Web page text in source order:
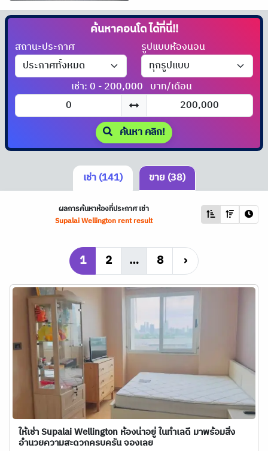
ค้นหาคอนโดได้ที่นี่!!
สถานะประกาศ รูปแบบห้องนอน
เช่า: 0 - 200,000 บาท/เดือน
ค้นหา คลิก!
เช่า (141) ขาย (38)
ผลการค้นหาห้องที่ประกาศ เช่า
Supalai Wellington rent result
1 2 … 8 ›
ให้เช่า Supalai Wellington ห้องน่าอยู่ ในทำเลดี มาพร้อมสิ่ง
อำนวยความสะดวกครบครัน จองเลย